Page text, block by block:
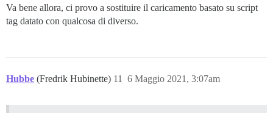
Va bene allora, ci provo a sostituire il caricamento basato su script
tag datato con qualcosa di diverso.
Hubbe (Fredrik Hubinette) 6 Maggio 2021, 3:07am
11